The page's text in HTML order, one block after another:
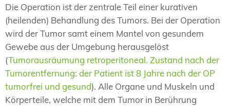
Die Operation ist der zentrale Teil einer kurativen
(heilenden) Behandlung des Tumors. Bei der Operation
wird der Tumor samt einem Mantel von gesundem
Gewebe aus der Umgebung herausgelöst
(Tumorausräumung retroperitoneal. Zustand nach der
Tumorentfernung: der Patient ist 8 Jahre nach der OP
tumorfrei und gesund). Alle Organe und Muskeln und
Körperteile, welche mit dem Tumor in Berührung